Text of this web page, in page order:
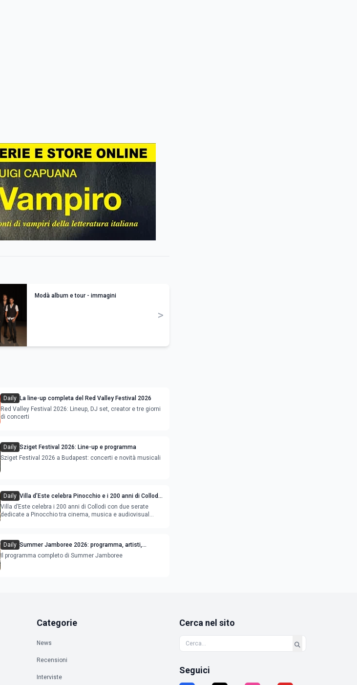
Modà album e tour - immagini
>
Daily La line-up completa del Red Valley Festival 2026
Red Valley Festival 2026: Lineup, DJ set, creator e tre giorni
di concerti
Daily Sziget Festival 2026: Line-up e programma
Sziget Festival 2026 a Budapest: concerti e novità musicali
Daily Villa d’Este celebra Pinocchio e i 200 anni di Collodi
con cinema, musica e audiovisual mapping
Villa d’Este celebra i 200 anni di Collodi con due serate
dedicate a Pinocchio tra cinema, musica e audiovisual
Daily Summer Jamboree 2026: programma, artisti,
concerti e appuntamenti a Senigallia
Il programma completo di Summer Jamboree
Categorie
News
Recensioni
Interviste
Cerca nel sito
Seguici